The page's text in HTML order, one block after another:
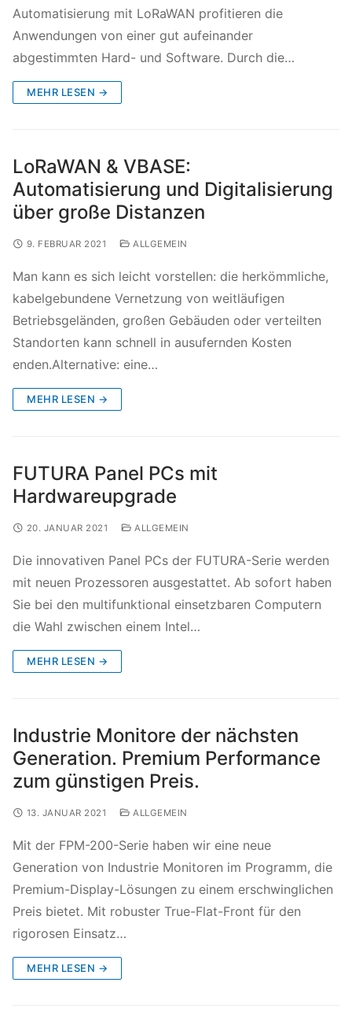
Automatisierung mit LoRaWAN profitieren die
Anwendungen von einer gut aufeinander
abgestimmten Hard- und Software. Durch die…
MEHR LESEN →
LoRaWAN & VBASE:
Automatisierung und Digitalisierung
über große Distanzen
9. FEBRUAR 2021 ALLGEMEIN
Man kann es sich leicht vorstellen: die herkömmliche,
kabelgebundene Vernetzung von weitläufigen
Betriebsgeländen, großen Gebäuden oder verteilten
Standorten kann schnell in ausufernden Kosten
enden.Alternative: eine…
MEHR LESEN →
FUTURA Panel PCs mit
Hardwareupgrade
20. JANUAR 2021 ALLGEMEIN
Die innovativen Panel PCs der FUTURA-Serie werden
mit neuen Prozessoren ausgestattet. Ab sofort haben
Sie bei den multifunktional einsetzbaren Computern
die Wahl zwischen einem Intel…
MEHR LESEN →
Industrie Monitore der nächsten
Generation. Premium Performance
zum günstigen Preis.
13. JANUAR 2021 ALLGEMEIN
Mit der FPM-200-Serie haben wir eine neue
Generation von Industrie Monitoren im Programm, die
Premium-Display-Lösungen zu einem erschwinglichen
Preis bietet. Mit robuster True-Flat-Front für den
rigorosen Einsatz…
MEHR LESEN →